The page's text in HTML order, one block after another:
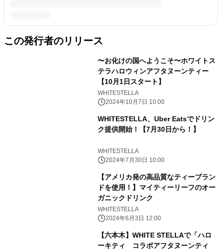
この発行者のリリース
〜お化けの国へようこそ〜ホワイトス
テラハロウィンアフタヌーンティー
【10月1日スタート】
WHITESTELLA
2024年10月7日 10:00
WHITESTELLA、Uber Eatsでドリン
ク提供開始！【7月30日から！】
WHITESTELLA
2024年7月30日 10:00
【アメリカ発の高品質なティーブラン
ドを使用！】マイティーリーフのオー
ガニックドリンク
WHITESTELLA
2024年6月3日 12:00
【六本木】WHITE STELLAで「ハロ
ーキティ コラボアフタヌーンティ